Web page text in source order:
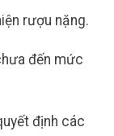
rượu nặng.
đến mức
định các